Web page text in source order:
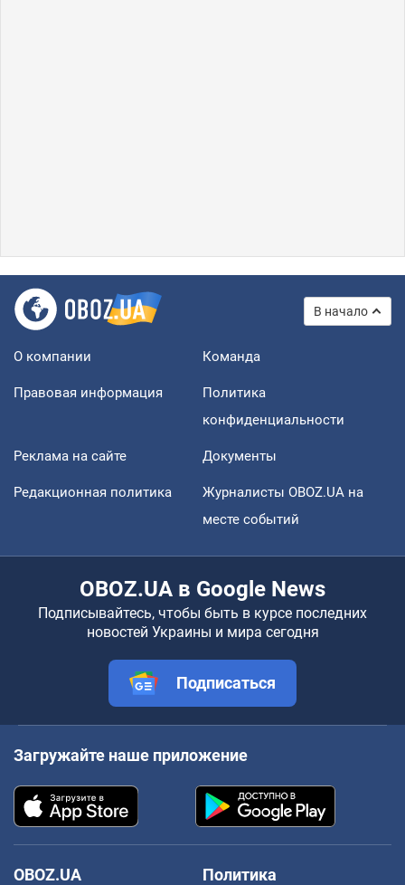
В начало
О компании Команда
Правовая информация
Политика
конфиденциальности
Реклама на сайте Документы
Редакционная политика
Журналисты OBOZ.UA на
месте событий
OBOZ.UA в Google News
Подписывайтесь, чтобы быть в курсе последних
новостей Украины и мира сегодня
Подписаться
Загружайте наше приложение
OBOZ.UA
Политика